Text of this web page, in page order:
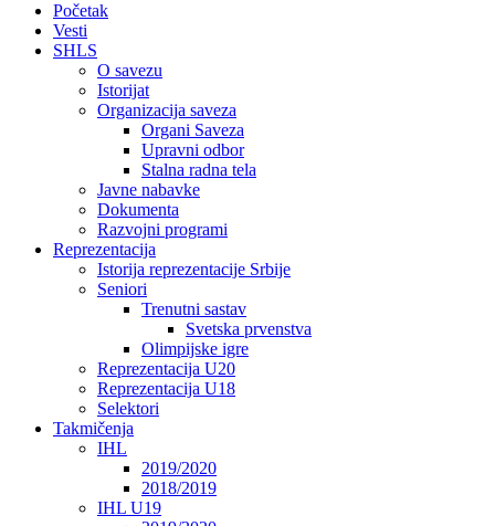
Početak
Vesti
SHLS
O savezu
Istorijat
Organizacija saveza
Organi Saveza
Upravni odbor
Stalna radna tela
Javne nabavke
Dokumenta
Razvojni programi
Reprezentacija
Istorija reprezentacije Srbije
Seniori
Trenutni sastav
Svetska prvenstva
Olimpijske igre
Reprezentacija U20
Reprezentacija U18
Selektori
Takmičenja
IHL
2019/2020
2018/2019
IHL U19